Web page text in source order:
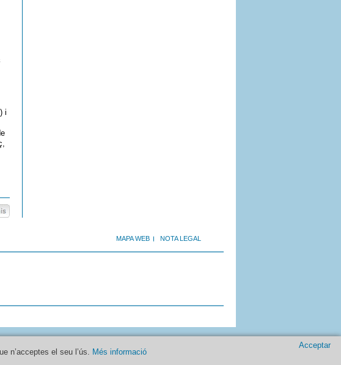
n’acceptes el seu l’ús. Més informació
Acceptar
i
MAPA WEB NOTA LEGAL